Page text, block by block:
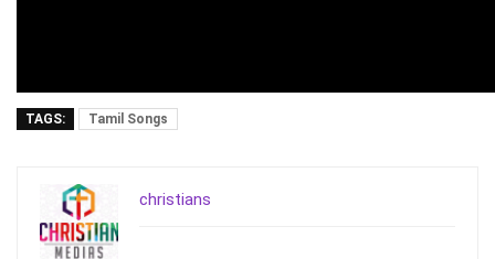
TAGS: Tamil Songs
christians